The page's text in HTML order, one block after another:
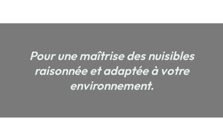
Pour une maîtrise des nuisibles
raisonnée et adaptée à votre
environnement.